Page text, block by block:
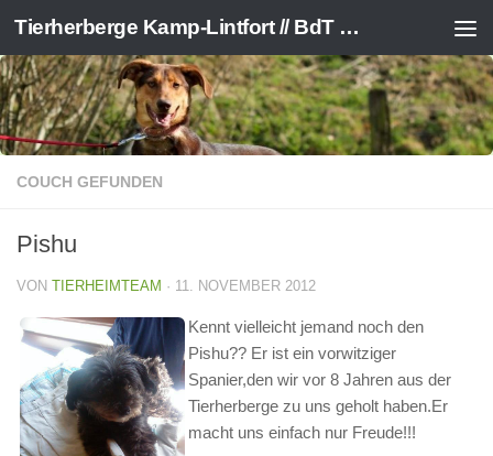
Zum Inhalt springen Tierherberge Kamp-Lintfort // BdT e.V.
COUCH GEFUNDEN
Pishu
VON TIERHEIMTEAM · 11. NOVEMBER 2012
Kennt vielleicht jemand noch den
Pishu?? Er ist ein vorwitziger
Spanier,den wir vor 8 Jahren aus der
Tierherberge zu uns geholt haben.Er
macht uns einfach nur Freude!!!